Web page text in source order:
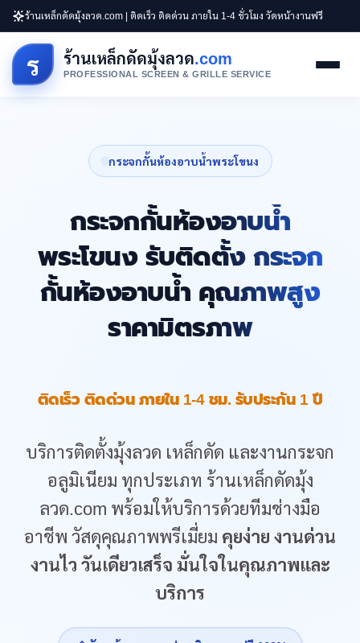
ร้านเหล็กดัดมุ้งลวด.com | ติดเร็ว ติดด่วน ภายใน 1-4 ชั่วโมง วัดหน้างานฟรี
ร ร้านเหล็กดัดมุ้งลวด.com
PROFESSIONAL SCREEN & GRILLE SERVICE
กระจกกั้นห้องอาบน้ำพระโขนง
กระจกกั้นห้องอาบน้ำ
พระโขนง รับติดตั้ง กระจก
กั้นห้องอาบน้ำ คุณภาพสูง
ราคามิตรภาพ
ติดเร็ว ติดด่วน ภายใน 1-4 ชม. รับประกัน 1 ปี
บริการติดตั้งมุ้งลวด เหล็กดัด และงานกระจก
อลูมิเนียม ทุกประเภท ร้านเหล็กดัดมุ้ง
ลวด.com พร้อมให้บริการด้วยทีมช่างมือ
อาชีพ วัสดุคุณภาพพรีเมี่ยม คุยง่าย งานด่วน
งานไว วันเดียวเสร็จ มั่นใจในคุณภาพและ
บริการ